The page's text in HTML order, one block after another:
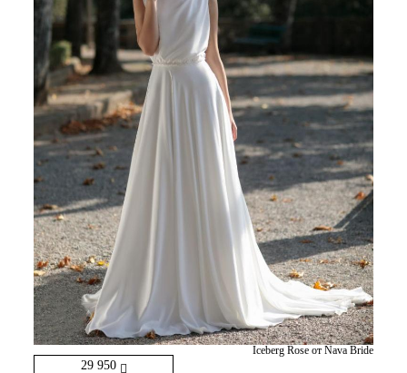
29 950
Iceberg Rose от Nava Bride